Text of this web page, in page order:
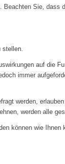
Sie,
auf die
immer
werden,
werden alle
können wie